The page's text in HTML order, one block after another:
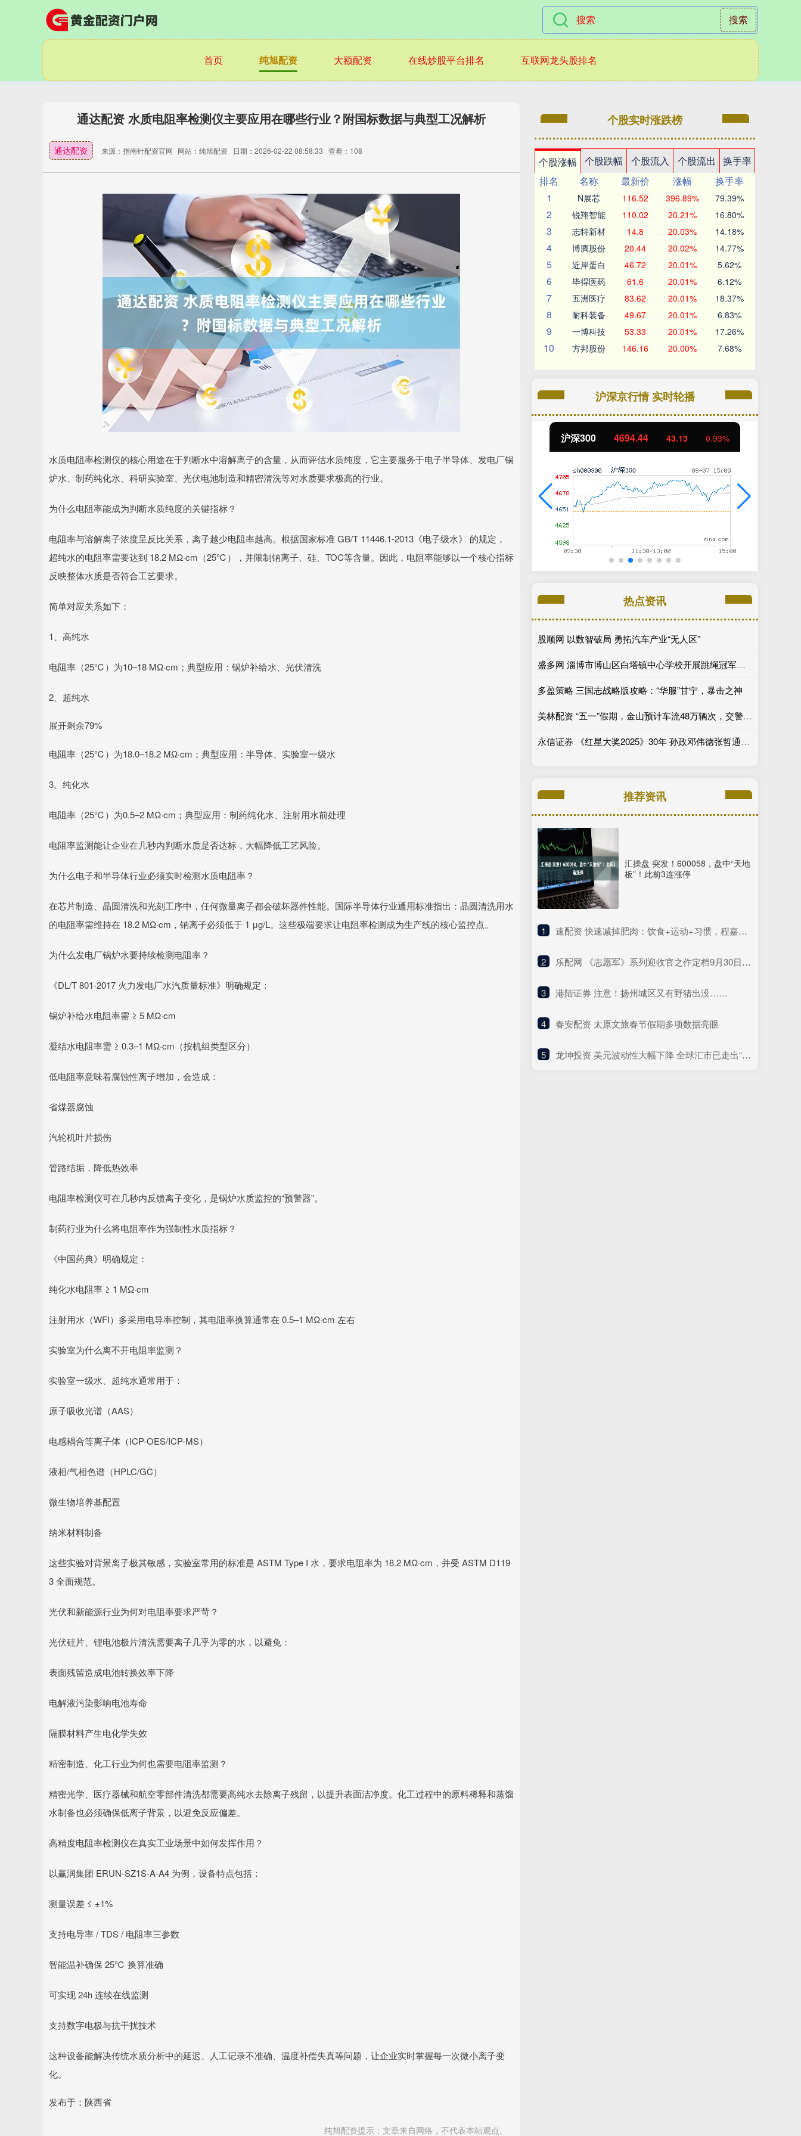
搜索
首页 纯旭配资 大额配资 在线炒股平台排名 互联网龙头股排名
通达配资 水质电阻率检测仪主要应用在哪些行业？附国标数据与典型工况解析
通达配资 来源：指南针配资官网 网站：纯旭配资 日期：2026-02-22 08:58:33 查看：108
水质电阻率检测仪的核心用途在于判断水中溶解离子的含量，从而评估水质纯度，它主要服务于电子半导体、发电厂锅
炉水、制药纯化水、科研实验室、光伏电池制造和精密清洗等对水质要求极高的行业。
为什么电阻率能成为判断水质纯度的关键指标？
电阻率与溶解离子浓度呈反比关系，离子越少电阻率越高。根据国家标准 GB/T 11446.1-2013《电子级水》 的规定，
超纯水的电阻率需要达到 18.2 MΩ·cm（25℃），并限制钠离子、硅、TOC等含量。因此，电阻率能够以一个核心指标
反映整体水质是否符合工艺要求。
简单对应关系如下：
1、高纯水
电阻率（25℃）为10–18 MΩ·cm；典型应用：锅炉补给水、光伏清洗
2、超纯水
展开剩余79%
电阻率（25℃）为18.0–18.2 MΩ·cm；典型应用：半导体、实验室一级水
3、纯化水
电阻率（25℃）为0.5–2 MΩ·cm；典型应用：制药纯化水、注射用水前处理
电阻率监测能让企业在几秒内判断水质是否达标，大幅降低工艺风险。
为什么电子和半导体行业必须实时检测水质电阻率？
在芯片制造、晶圆清洗和光刻工序中，任何微量离子都会破坏器件性能。国际半导体行业通用标准指出：晶圆清洗用水
的电阻率需维持在 18.2 MΩ·cm，钠离子必须低于 1 μg/L。这些极端要求让电阻率检测成为生产线的核心监控点。
为什么发电厂锅炉水要持续检测电阻率？
《DL/T 801-2017 火力发电厂水汽质量标准》明确规定：
锅炉补给水电阻率需 ≥ 5 MΩ·cm
凝结水电阻率需 ≥ 0.3–1 MΩ·cm（按机组类型区分）
低电阻率意味着腐蚀性离子增加，会造成：
省煤器腐蚀
汽轮机叶片损伤
管路结垢，降低热效率
电阻率检测仪可在几秒内反馈离子变化，是锅炉水质监控的“预警器”。
制药行业为什么将电阻率作为强制性水质指标？
《中国药典》明确规定：
纯化水电阻率 ≥ 1 MΩ·cm
注射用水（WFI）多采用电导率控制，其电阻率换算通常在 0.5–1 MΩ·cm 左右
实验室为什么离不开电阻率监测？
实验室一级水、超纯水通常用于：
原子吸收光谱（AAS）
电感耦合等离子体（ICP-OES/ICP-MS）
液相/气相色谱（HPLC/GC）
微生物培养基配置
纳米材料制备
这些实验对背景离子极其敏感，实验室常用的标准是 ASTM Type I 水，要求电阻率为 18.2 MΩ·cm，并受 ASTM D119
3 全面规范。
光伏和新能源行业为何对电阻率要求严苛？
光伏硅片、锂电池极片清洗需要离子几乎为零的水，以避免：
表面残留造成电池转换效率下降
电解液污染影响电池寿命
隔膜材料产生电化学失效
精密制造、化工行业为何也需要电阻率监测？
精密光学、医疗器械和航空零部件清洗都需要高纯水去除离子残留，以提升表面洁净度。化工过程中的原料稀释和蒸馏
水制备也必须确保低离子背景，以避免反应偏差。
高精度电阻率检测仪在真实工业场景中如何发挥作用？
以赢润集团 ERUN-SZ1S-A-A4 为例，设备特点包括：
测量误差 ≤ ±1%
支持电导率 / TDS / 电阻率三参数
智能温补确保 25℃ 换算准确
可实现 24h 连续在线监测
支持数字电极与抗干扰技术
这种设备能解决传统水质分析中的延迟、人工记录不准确、温度补偿失真等问题，让企业实时掌握每一次微小离子变
化。
发布于：陕西省
纯旭配资提示：文章来自网络，不代表本站观点。
个股实时涨跌榜
个股涨幅 个股跌幅 个股流入 个股流出
换手率
排名
名称 最新价 涨幅
换手率
1
N展芯 116.52 396.89% 79.39%
2 锐翔智能 110.02 20.21% 16.80%
3 志特新材 14.8 20.03% 14.18%
4 博腾股份 20.44 20.02% 14.77%
5 近岸蛋白 46.72 20.01% 5.62%
6 毕得医药 61.6 20.01% 6.12%
7 五洲医疗 83.62 20.01% 18.37%
8 耐科装备 49.67 20.01% 6.83%
9 一博科技 53.33 20.01% 17.26%
10 方邦股份 146.16 20.00% 7.68%
沪深京行情 实时轮播
北证50 1134.24 11.37 1.01%
热点资讯
股顺网 以数智破局 勇拓汽车产业“无人区”
盛多网 淄博市博山区白塔镇中心学校开展跳绳冠军进校园指导活动
多盈策略 三国志战略版攻略：“华服”甘宁，暴击之神
美林配资 “五一”假期，金山预计车流48万辆次，交警“空地联动”应对“大考”
永信证券 《红星大奖2025》30年 孙政邓伟徳张哲通登顶“最受欢迎潜力星”_角色_电视剧_新生代
推荐资讯
汇操盘 突发！600058，盘中“天地
板”！此前3连涨停
1 ​速配资 快速减掉肥肉：饮食+运动+习惯，程嘉药业科学方法全解析
2 ​乐配网 《志愿军》系列迎收官之作定档9月30日，解锁“边打边谈”新战局
3 ​港陆证券 注意！扬州城区又有野猪出没……
4 ​春安配资 太原文旅春节假期多项数据亮眼
5 ​龙坤投资 美元波动性大幅下降 全球汇市已走出“特朗普冲击”阴影？